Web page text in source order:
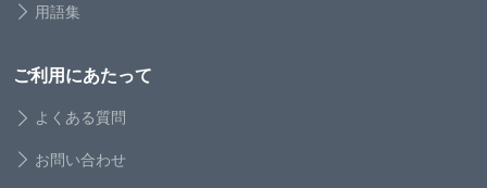
用語集
ご利用にあたって
よくある質問
お問い合わせ